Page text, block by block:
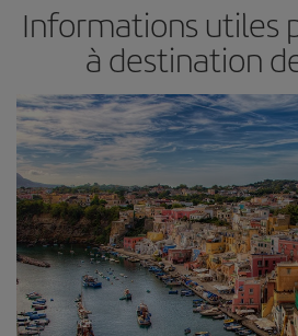
Informations utiles
à destination